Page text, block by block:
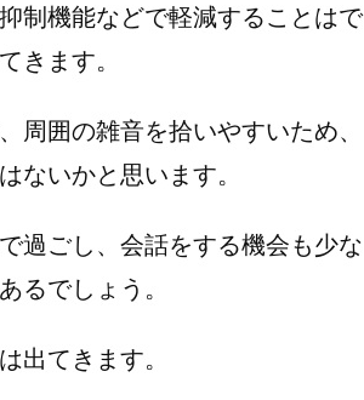
制機能などで軽減することはで
きます。
囲の雑音を拾いやすいため、
ないかと思います。
過ごし、会話をする機会も少な
るでしょう。
出てきます。